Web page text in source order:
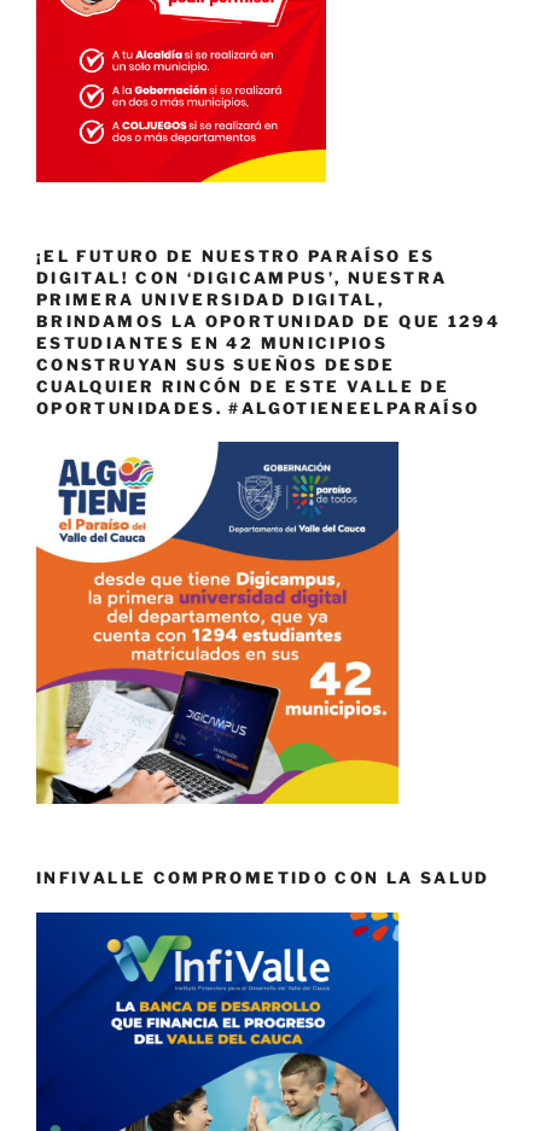
¡EL FUTURO DE NUESTRO PARAÍSO ES
DIGITAL! CON ‘DIGICAMPUS’, NUESTRA
PRIMERA UNIVERSIDAD DIGITAL,
BRINDAMOS LA OPORTUNIDAD DE QUE 1294
ESTUDIANTES EN 42 MUNICIPIOS
CONSTRUYAN SUS SUEÑOS DESDE
CUALQUIER RINCÓN DE ESTE VALLE DE
OPORTUNIDADES. #ALGOTIENEELPARAÍSO
INFIVALLE COMPROMETIDO CON LA SALUD